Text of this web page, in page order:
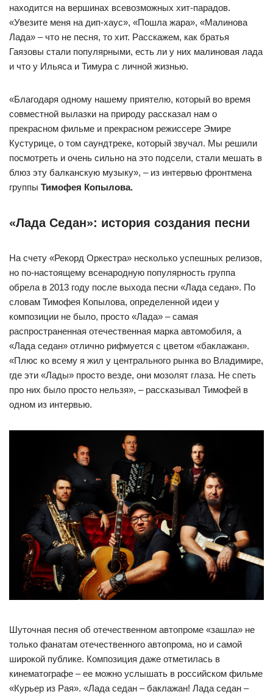
находится на вершинах всевозможных хит-парадов.
«Увезите меня на дип-хаус», «Пошла жара», «Малинова
Лада» – что не песня, то хит. Расскажем, как братья
Гаязовы стали популярными, есть ли у них малиновая лада
и что у Ильяса и Тимура с личной жизнью.
«Благодаря одному нашему приятелю, который во время
совместной вылазки на природу рассказал нам о
прекрасном фильме и прекрасном режиссере Эмире
Кустурице, о том саундтреке, который звучал. Мы решили
посмотреть и очень сильно на это подсели, стали мешать в
блюз эту балканскую музыку», – из интервью фронтмена
группы Тимофея Копылова.
«Лада Седан»: история создания песни
На счету «Рекорд Оркестра» несколько успешных релизов,
но по-настоящему всенародную популярность группа
обрела в 2013 году после выхода песни «Лада седан». По
словам Тимофея Копылова, определенной идеи у
композиции не было, просто «Лада» – самая
распространенная отечественная марка автомобиля, а
«Лада седан» отлично рифмуется с цветом «баклажан».
«Плюс ко всему я жил у центрального рынка во Владимире,
где эти «Лады» просто везде, они мозолят глаза. Не спеть
про них было просто нельзя», – рассказывал Тимофей в
одном из интервью.
Шуточная песня об отечественном автопроме «зашла» не
только фанатам отечественного автопрома, но и самой
широкой публике. Композиция даже отметилась в
кинематографе – ее можно услышать в российском фильме
«Курьер из Рая». «Лада седан – баклажан! Лада седан –